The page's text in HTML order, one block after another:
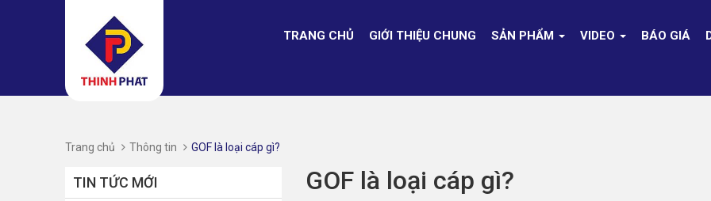
TRANG CHỦ GIỚI THIỆU CHUNG SẢN PHẨM VIDEO BÁO GIÁ
Trang chủ Thông tin GOF là loại cáp gì?
GOF là loại cáp gì?
TIN TỨC MỚI